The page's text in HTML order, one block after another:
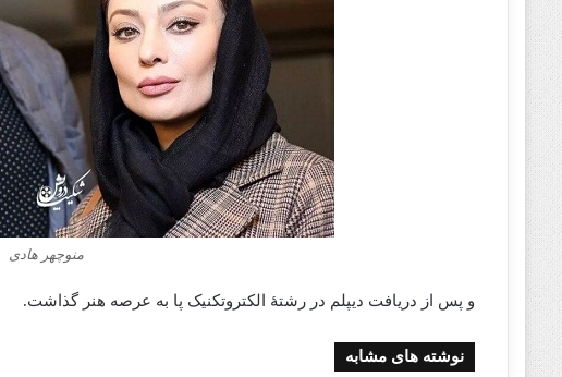
منوچهر هادی
و پس از دریافت دیپلم در رشتهٔ الکتروتکنیک پا به عرصه هنر گذاشت.
نوشته های مشابه